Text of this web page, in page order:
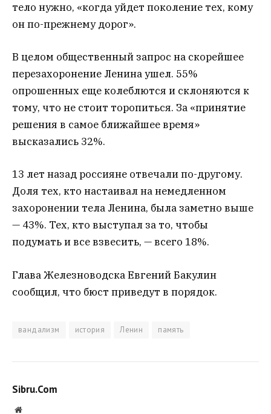
тело нужно, «когда уйдет поколение тех, кому
он по-прежнему дорог».
В целом общественный запрос на скорейшее
перезахоронение Ленина ушел. 55%
опрошенных еще колеблются и склоняются к
тому, что не стоит торопиться. За «принятие
решения в самое ближайшее время»
высказались 32%.
13 лет назад россияне отвечали по-другому.
Доля тех, кто настаивал на немедленном
захоронении тела Ленина, была заметно выше
— 43%. Тех, кто выступал за то, чтобы
подумать и все взвесить, — всего 18%.
Глава Железноводска Евгений Бакулин
сообщил, что бюст приведут в порядок.
вандализм история Ленин память
Sibru.Com
Website